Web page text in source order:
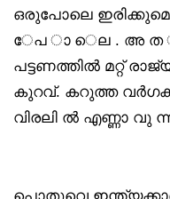
ഒരുപോലെ
േപ ാ െല . അ
പട്ടണത്തിൽ മറ്റ്
കുറവ്. കറുത്ത
വിരലി ൽ എണ്ണാ വു
പൊതുവെ